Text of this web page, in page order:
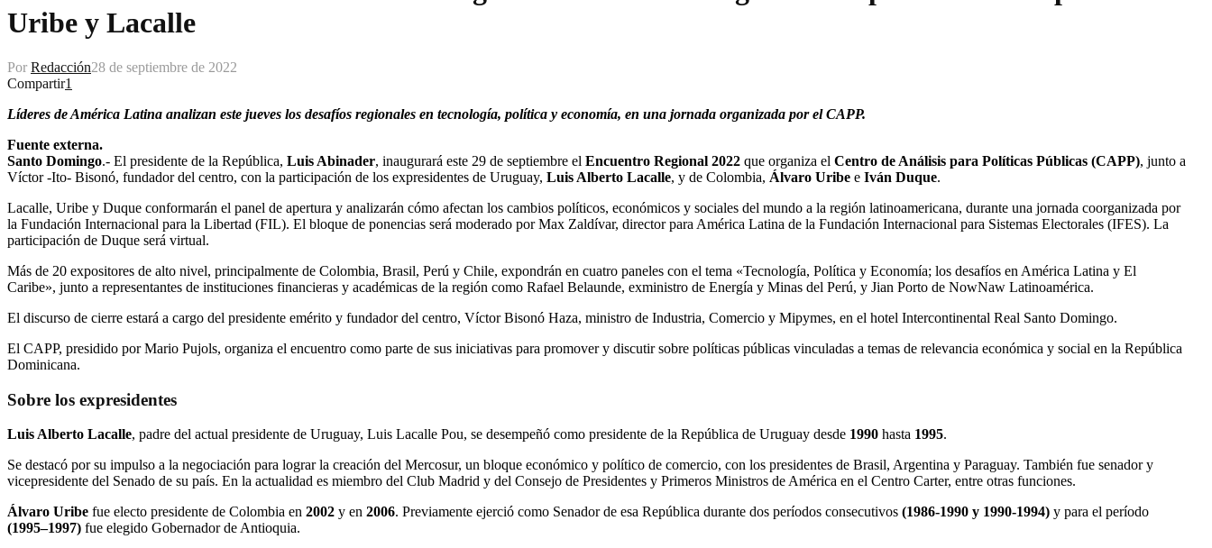
Uribe y Lacalle
Por Redacción28 de septiembre de 2022
Compartir1
Líderes de América Latina analizan este jueves los desafíos regionales en tecnología, política y economía, en una jornada organizada por el CAPP.
Fuente externa.
Santo Domingo.- El presidente de la República, Luis Abinader, inaugurará este 29 de septiembre el Encuentro Regional 2022 que organiza el Centro de Análisis para Políticas Públicas (CAPP), junto a
Víctor -Ito- Bisonó, fundador del centro, con la participación de los expresidentes de Uruguay, Luis Alberto Lacalle, y de Colombia, Álvaro Uribe e Iván Duque.
Lacalle, Uribe y Duque conformarán el panel de apertura y analizarán cómo afectan los cambios políticos, económicos y sociales del mundo a la región latinoamericana, durante una jornada coorganizada por
la Fundación Internacional para la Libertad (FIL). El bloque de ponencias será moderado por Max Zaldívar, director para América Latina de la Fundación Internacional para Sistemas Electorales (IFES). La
participación de Duque será virtual.
Más de 20 expositores de alto nivel, principalmente de Colombia, Brasil, Perú y Chile, expondrán en cuatro paneles con el tema «Tecnología, Política y Economía; los desafíos en América Latina y El
Caribe», junto a representantes de instituciones financieras y académicas de la región como Rafael Belaunde, exministro de Energía y Minas del Perú, y Jian Porto de NowNaw Latinoamérica.
El discurso de cierre estará a cargo del presidente emérito y fundador del centro, Víctor Bisonó Haza, ministro de Industria, Comercio y Mipymes, en el hotel Intercontinental Real Santo Domingo.
El CAPP, presidido por Mario Pujols, organiza el encuentro como parte de sus iniciativas para promover y discutir sobre políticas públicas vinculadas a temas de relevancia económica y social en la República
Dominicana.
Sobre los expresidentes
Luis Alberto Lacalle, padre del actual presidente de Uruguay, Luis Lacalle Pou, se desempeñó como presidente de la República de Uruguay desde 1990 hasta 1995.
Se destacó por su impulso a la negociación para lograr la creación del Mercosur, un bloque económico y político de comercio, con los presidentes de Brasil, Argentina y Paraguay. También fue senador y
vicepresidente del Senado de su país. En la actualidad es miembro del Club Madrid y del Consejo de Presidentes y Primeros Ministros de América en el Centro Carter, entre otras funciones.
Álvaro Uribe fue electo presidente de Colombia en 2002 y en 2006. Previamente ejerció como Senador de esa República durante dos períodos consecutivos (1986-1990 y 1990-1994) y para el período
(1995–1997) fue elegido Gobernador de Antioquia.